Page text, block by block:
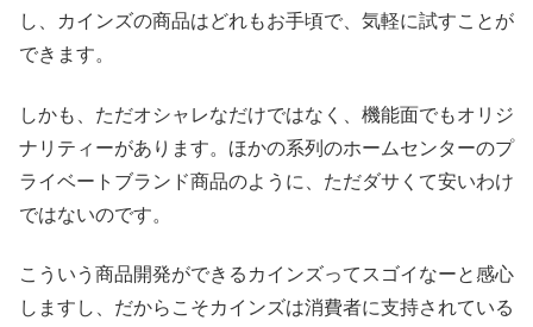
し、カインズの商品はどれもお手頃で、気軽に試すことが
できます。
しかも、ただオシャレなだけではなく、機能面でもオリジ
ナリティーがあります。ほかの系列のホームセンターのプ
ライベートブランド商品のように、ただダサくて安いわけ
ではないのです。
こういう商品開発ができるカインズってスゴイなーと感心
しますし、だからこそカインズは消費者に支持されている